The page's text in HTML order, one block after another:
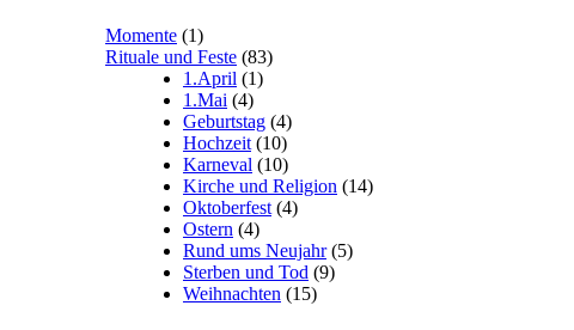
Momente (1)
Rituale und Feste (83)
1.April (1)
1.Mai (4)
Geburtstag (4)
Hochzeit (10)
Karneval (10)
Kirche und Religion (14)
Oktoberfest (4)
Ostern (4)
Rund ums Neujahr(5)
Sterben und Tod (9)
Weihnachten (15)